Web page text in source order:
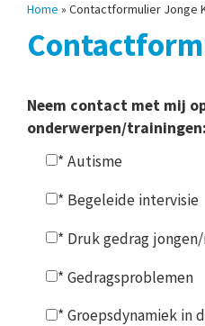
Home » Contactformulier Jonge
Neem contact met mij
onderwerpen/trainingen:
* Autisme
* Begeleide intervisie
* Druk gedrag
* Gedragsproblemen
* Groepsdynamiek in